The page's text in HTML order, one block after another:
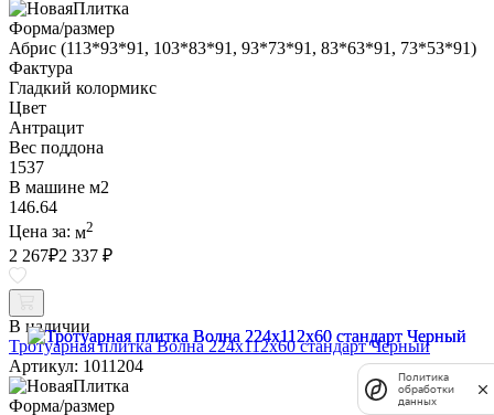
Форма/размер
Абрис (113*93*91, 103*83*91, 93*73*91, 83*63*91, 73*53*91)
Фактура
Гладкий колормикс
Цвет
Антрацит
Вес поддона
1537
В машине м2
146.64
Цена за: м2
2 267₽2 337 ₽
В наличии
Тротуарная плитка Волна 224х112х60 стандарт Черный
Артикул: 1011204
Форма/размер
Политика
обработки
данных